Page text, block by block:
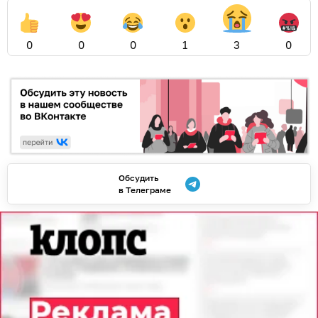
0 0 0 1 3 0
Обсудить
в Телеграме